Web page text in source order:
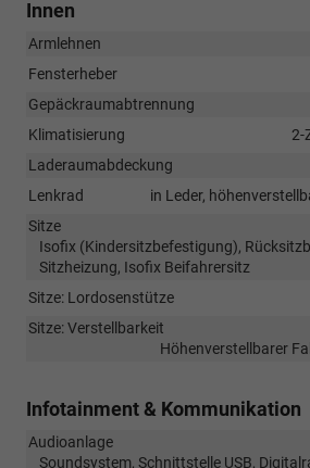
Innen
Armlehnen
Fensterheber
Gepäckraumabtrennung
Klimatisierung
2-
Laderaumabdeckung
Lenkrad
in Leder,
Sitze
Isofix (Kindersitzbefestigung),
Sitzheizung, Isofix Beifahrersitz
Sitze: Lordosenstütze
Sitze: Verstellbarkeit
Höhenverstellbarer
Infotainment & Kommunikation
Audioanlage
Soundsystem, Schnittstelle USB,